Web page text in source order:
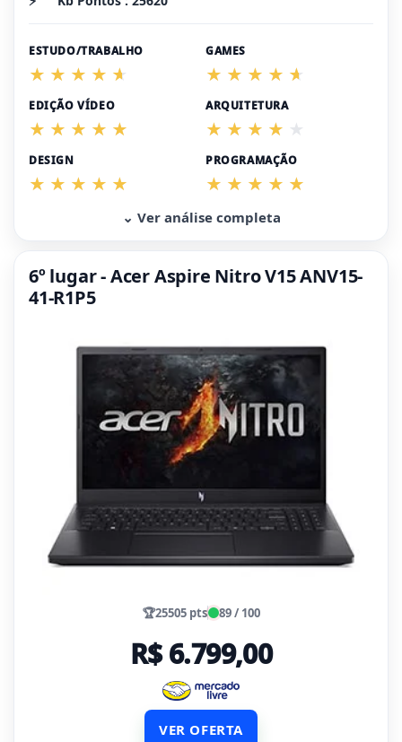
ESTUDO/TRABALHO GAMES
EDIÇÃO VÍDEO ARQUITETURA
DESIGN PROGRAMAÇÃO
⌄ Ver análise completa
6º lugar - Acer Aspire Nitro V15 ANV15-
41-R1P5
🏆25505 pts 89 / 100
R$ 6.799,00
VER OFERTA